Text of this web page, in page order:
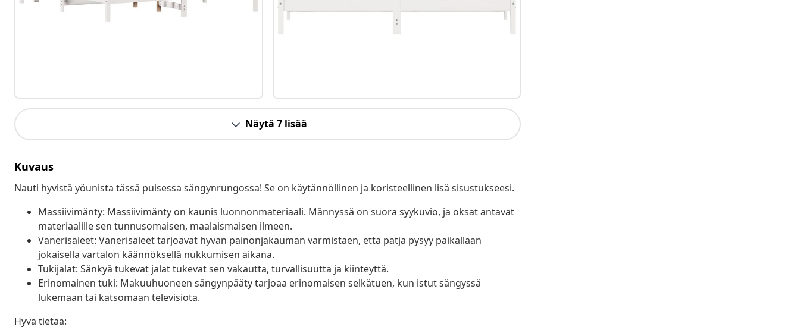
Näytä 7 lisää
Kuvaus
Nauti hyvistä yöunista tässä puisessa sängynrungossa! Se on käytännöllinen ja koristeellinen lisä sisustukseesi.
Massiivimänty: Massiivimänty on kaunis luonnonmateriaali. Männyssä on suora syykuvio, ja oksat antavat
materiaalille sen tunnusomaisen, maalaismaisen ilmeen.
Vanerisäleet: Vanerisäleet tarjoavat hyvän painonjakauman varmistaen, että patja pysyy paikallaan
jokaisella vartalon käännöksellä nukkumisen aikana.
Tukijalat: Sänkyä tukevat jalat tukevat sen vakautta, turvallisuutta ja kiinteyttä.
Erinomainen tuki: Makuuhuoneen sängynpääty tarjoaa erinomaisen selkätuen, kun istut sängyssä
lukemaan tai katsomaan televisiota.
Hyvä tietää: